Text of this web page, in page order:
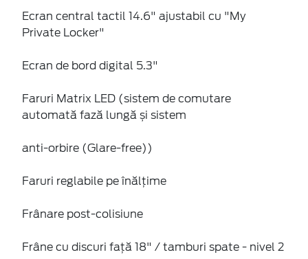
Ecran central tactil 14.6" ajustabil cu "My
Private Locker"
Ecran de bord digital 5.3"
Faruri Matrix LED (sistem de comutare
automată fază lungă și sistem
anti-orbire (Glare-free))
Faruri reglabile pe înălțime
Frânare post-colisiune
Frâne cu discuri față 18" / tamburi spate - nivel 2